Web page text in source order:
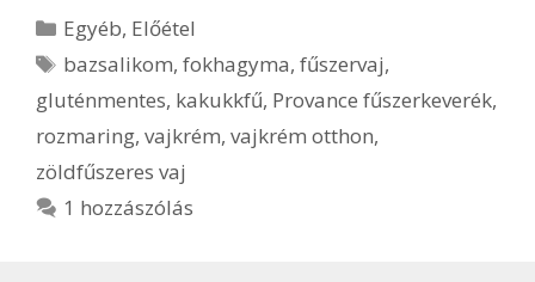
Kategória
Egyéb, Előétel
Címkék
bazsalikom,fokhagyma,fűszervaj,
gluténmentes, kakukkfű, Provance fűszerkeverék,
rozmaring, vajkrém, vajkrém otthon,
zöldfűszeres vaj
1 hozzászólás